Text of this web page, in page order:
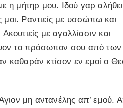
η μήτηρ μου. Ιδού γαρ
Ραντιείς με υσσώπω και
με αγαλλίασιν και
το πρόσωπον σου από των
καθαράν κτίσον εν εμοί ο
μη αντανέλης απ’ εμού.